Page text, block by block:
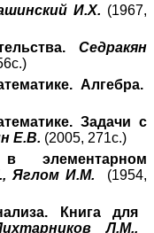
И.Х. (1967,
Седракян
Алгебра.
Задачи с
Е.В. (2005, 271с.)
элементарном
Яглом И.М.
(1954,
Книга для
Л.М.,